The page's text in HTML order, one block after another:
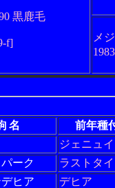
黒鹿毛
f]
メ
名
前年種
ジェニュ
ーク
ラストタ
ヒア
デヒア